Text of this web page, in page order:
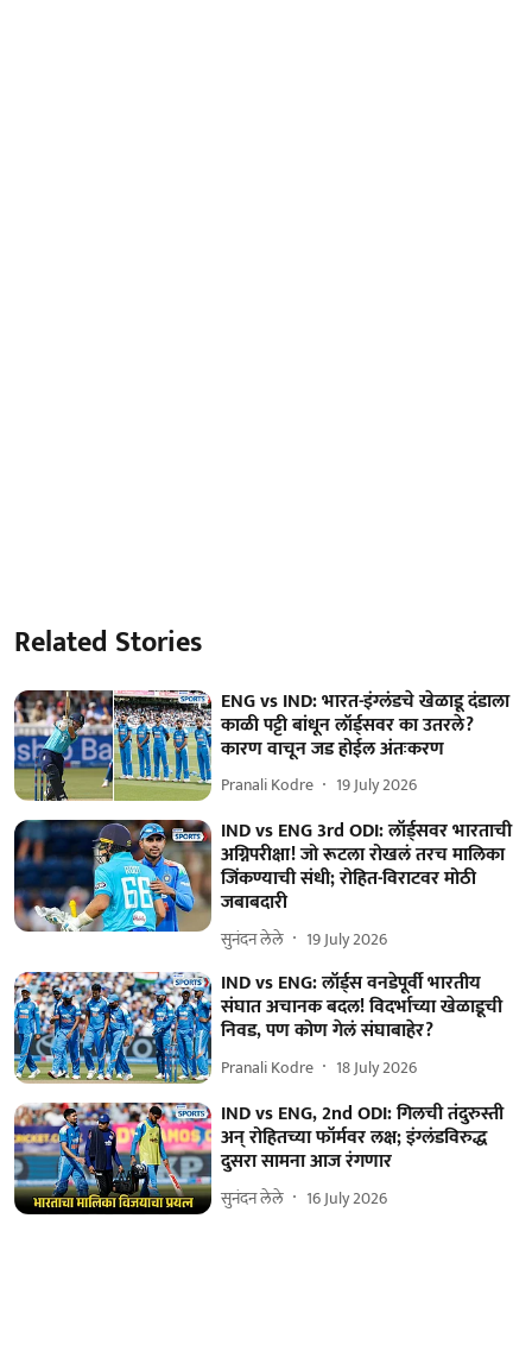
Related Stories
ENG vs IND: भारत-इंग्लंडचे खेळाडू दंडाला
काळी पट्टी बांधून लॉर्ड्सवर का उतरले?
कारण वाचून जड होईल अंतःकरण
Pranali Kodre 19 July 2026
IND vs ENG 3rd ODI: लॉर्ड्सवर भारताची
अग्निपरीक्षा! जो रूटला रोखलं तरच मालिका
जिंकण्याची संधी; रोहित-विराटवर मोठी
जबाबदारी
सुनंदन लेले 19 July 2026
IND vs ENG: लॉर्ड्स वनडेपूर्वी भारतीय
संघात अचानक बदल! विदर्भाच्या खेळाडूची
निवड, पण कोण गेलं संघाबाहेर?
Pranali Kodre 18 July 2026
IND vs ENG, 2nd ODI: गिलची तंदुरुस्ती
अन् रोहितच्या फॉर्मवर लक्ष; इंग्लंडविरुद्ध
दुसरा सामना आज रंगणार
सुनंदन लेले 16 July 2026